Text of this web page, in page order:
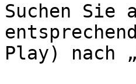
Suchen Sie
Play) nach